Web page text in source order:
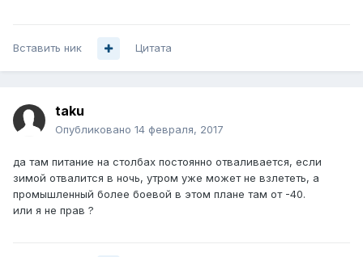
Вставить ник Цитата
taku
Опубликовано 14 февраля, 2017
да там питание на столбах постоянно отваливается, если
зимой отвалится в ночь, утром уже может не взлететь, а
промышленный более боевой в этом плане там от -40.
или я не прав ?